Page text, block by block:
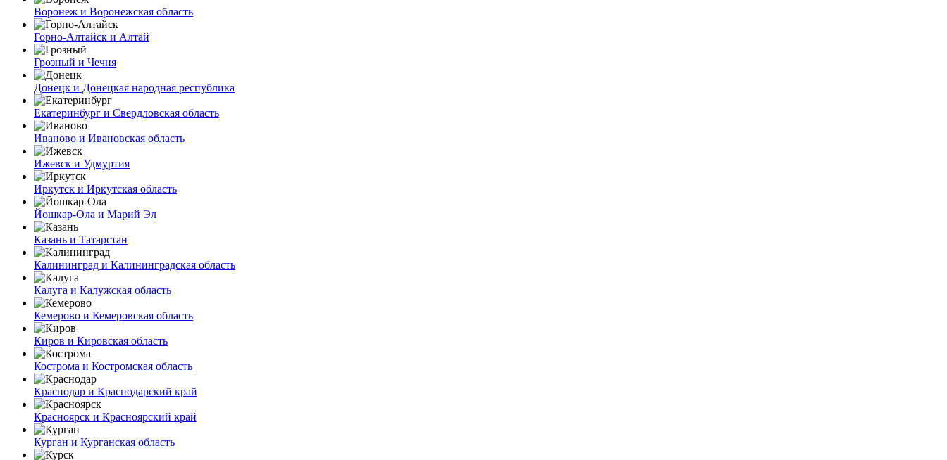
Воронеж и Воронежская область
Горно-Алтайск и Алтай
Грозный и Чечня
Донецк и Донецкая народная республика
Екатеринбург и Свердловская область
Иваново и Ивановская область
Ижевск и Удмуртия
Иркутск и Иркутская область
Йошкар-Ола и Марий Эл
Казань и Татарстан
Калининград и Калининградская область
Калуга и Калужская область
Кемерово и Кемеровская область
Киров и Кировская область
Кострома и Костромская область
Краснодар и Краснодарский край
Красноярск и Красноярский край
Курган и Курганская область